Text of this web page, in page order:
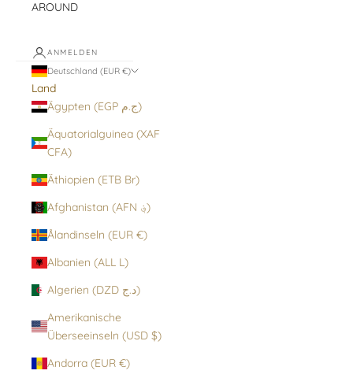
AROUND
ANMELDEN
Deutschland (EUR €)
Land
Ägypten (EGP ج.م)
Äquatorialguinea (XAF
CFA)
Äthiopien (ETB Br)
Afghanistan (AFN ؋)
Ålandinseln (EUR €)
Albanien (ALL L)
Algerien (DZD د.ج)
Amerikanische
Überseeinseln (USD $)
Andorra (EUR €)